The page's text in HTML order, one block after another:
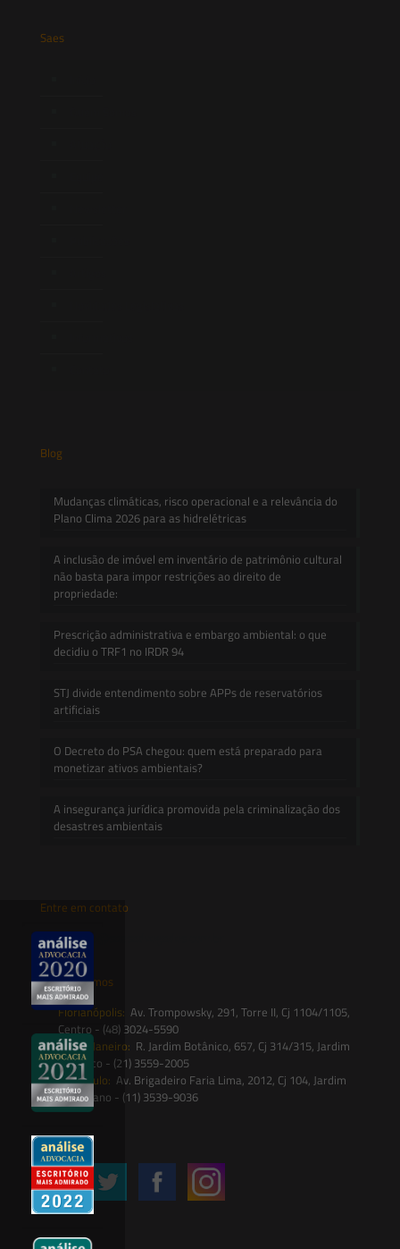
Saes
Blog
Mudanças climáticas, risco operacional e a relevância do
Plano Clima 2026 para as hidrelétricas
A inclusão de imóvel em inventário de patrimônio cultural
não basta para impor restrições ao direito de
propriedade:
Prescrição administrativa e embargo ambiental: o que
decidiu o TRF1 no IRDR 94
STJ divide entendimento sobre APPs de reservatórios
artificiais
O Decreto do PSA chegou: quem está preparado para
monetizar ativos ambientais?
A insegurança jurídica promovida pela criminalização dos
desastres ambientais
Entre em contato
contato@saesadvogados.com.br
Onde estamos
Florianópolis: Av. Trompowsky, 291, Torre II, Cj 1104/1105,
Centro - (48) 3024-5590
Rio de Janeiro: R. Jardim Botânico, 657, Cj 314/315, Jardim
Botânico - (21) 3559-2005
São Paulo: Av. Brigadeiro Faria Lima, 2012, Cj 104, Jardim
Paulistano - (11) 3539-9036
Siga-nos